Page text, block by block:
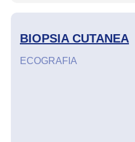
BIOPSIA CUTANEA
ECOGRAFIA